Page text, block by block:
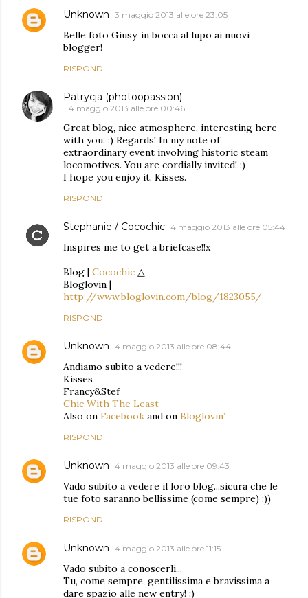
Unknown 3 maggio 2013 alle ore 23:05
Belle foto Giusy, in bocca al lupo ai nuovi
blogger!
RISPONDI
Patrycja (photoopassion)
4 maggio 2013 alle ore 00:46
Great blog, nice atmosphere, interesting here
with you. :) Regards! In my note of
extraordinary event involving historic steam
locomotives. You are cordially invited! :)
I hope you enjoy it. Kisses.
RISPONDI
Stephanie / Cocochic 4 maggio 2013 alle ore 05:44
Inspires me to get a briefcase!!x
Blog | Cocochic △
Bloglovin |
http://www.bloglovin.com/blog/1823055/
RISPONDI
Unknown 4 maggio 2013 alle ore 08:44
Andiamo subito a vedere!!!
Kisses
Francy&Stef
Chic With The Least
Also on Facebook and on Bloglovin’
RISPONDI
Unknown 4 maggio 2013 alle ore 09:43
Vado subito a vedere il loro blog...sicura che le
tue foto saranno bellissime (come sempre) :))
RISPONDI
Unknown 4 maggio 2013 alle ore 11:15
Vado subito a conoscerli...
Tu, come sempre, gentilissima e bravissima a
dare spazio alle new entry! :)